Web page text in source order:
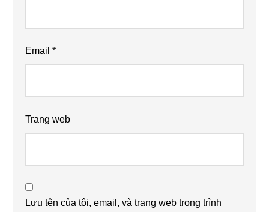
Email*
Trang web
Lưu tên của tôi, email, và trang web trong trình